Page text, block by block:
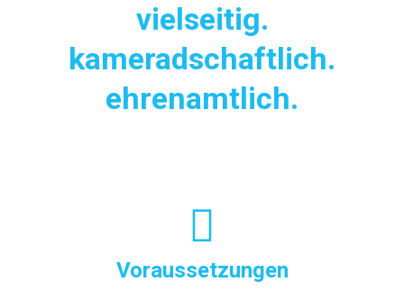
vielseitig.
kameradschaftlich.
ehrenamtlich.
Voraussetzungen